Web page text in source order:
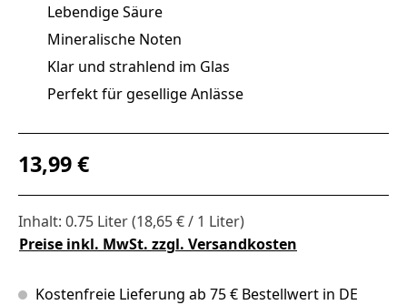
Lebendige Säure
Mineralische Noten
Klar und strahlend im Glas
Perfekt für gesellige Anlässe
Regulärer Preis:
13,99 €
Inhalt: 0.75 Liter(18,65 € / 1 Liter)
Preise inkl. MwSt. zzgl. Versandkosten
Kostenfreie Lieferung ab 75 € Bestellwert in DE